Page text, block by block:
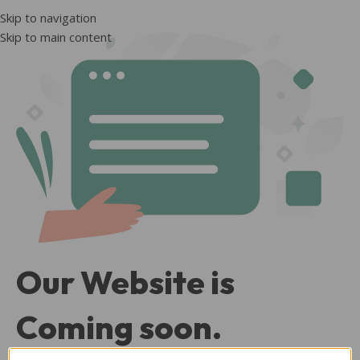
Skip to navigation
Skip to main content
Our Website is
Coming soon.